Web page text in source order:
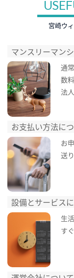
宮崎ウ
マンスリーマン
通
数
法
お支払い方法に
お
送
設備とサービス
生
す